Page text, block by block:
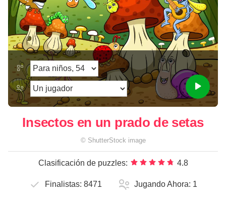
Insectos en un prado de setas
© ShutterStock image
Clasificación de puzzles: 4.8
Finalistas: 8471 Jugando Ahora: 1